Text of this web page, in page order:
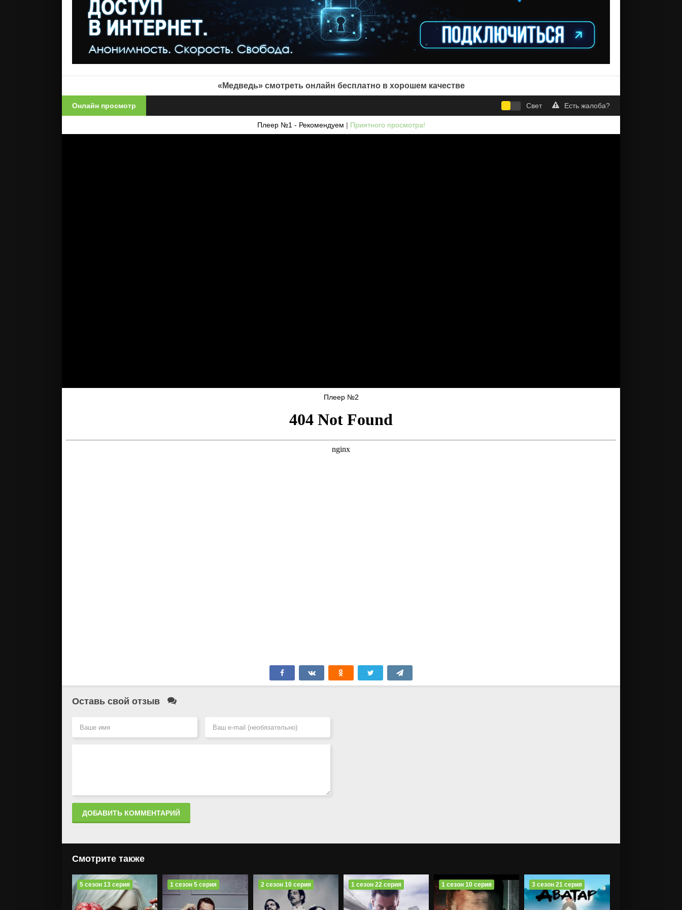
«Медведь» смотреть онлайн бесплатно в хорошем качестве
Онлайн просмотр Свет Есть жалоба?
Плеер №1 - Рекомендуем | Приятного просмотра!
Плеер №2
Оставь свой отзыв
ДОБАВИТЬ КОММЕНТАРИЙ
Смотрите также
5 сезон 13 серия 1 сезон 5 серия 2 сезон 10 серия 1 сезон 22 серия 1 сезон 10 серия 3 сезон 21 серия